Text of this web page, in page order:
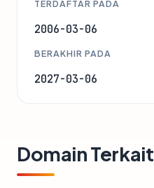
TERDAFTAR PADA
2006-03-06
BERAKHIR PADA
2027-03-06
Domain Terkait